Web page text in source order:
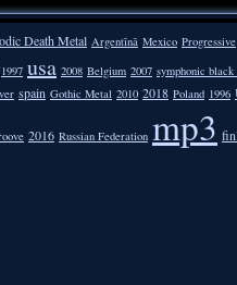
Death Metal Argentīnā Mexico Progressive
1997 usa 2008 Belgium 2007 symphonic
spain Gothic Metal 2010 2018 Poland 1996
2016 Russian Federation mp3